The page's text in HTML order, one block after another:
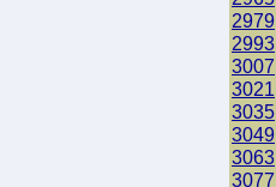
2979
2993
3007
3021
3035
3049
3063
3077